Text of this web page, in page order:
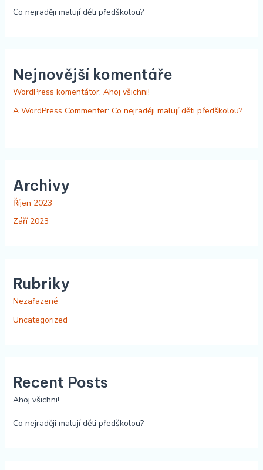
Co nejraději malují děti předškolou?
Nejnovější komentáře
WordPress komentátor: Ahoj všichni!
A WordPress Commenter: Co nejraději malují děti předškolou?
Archivy
Říjen 2023
Září 2023
Rubriky
Nezařazené
Uncategorized
Recent Posts
Ahoj všichni!
Co nejraději malují děti předškolou?